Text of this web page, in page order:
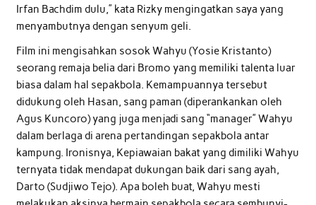
Irfan Bachdim dulu,” kata Rizky mengingatkan saya yang
menyambutnya dengan senyum geli.
Film ini mengisahkan sosok Wahyu (Yosie Kristanto)
seorang remaja belia dari Bromo yang memiliki talenta luar
biasa dalam hal sepakbola. Kemampuannya tersebut
didukung oleh Hasan, sang paman (diperankankan oleh
Agus Kuncoro) yang juga menjadi sang “manager” Wahyu
dalam berlaga di arena pertandingan sepakbola antar
kampung. Ironisnya, Kepiawaian bakat yang dimiliki Wahyu
ternyata tidak mendapat dukungan baik dari sang ayah,
Darto (Sudjiwo Tejo). Apa boleh buat, Wahyu mesti